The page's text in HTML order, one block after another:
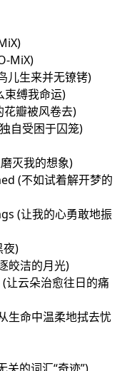
MiX)
生来并无镣铐)
缚我命运)
瓣被风卷去)
自受困于囚笼)
灭我的想象)
(不如试着解开梦的
(让我的心勇敢地振
)
皎洁的月光)
云朵治愈往日的痛
命中温柔地拭去忧